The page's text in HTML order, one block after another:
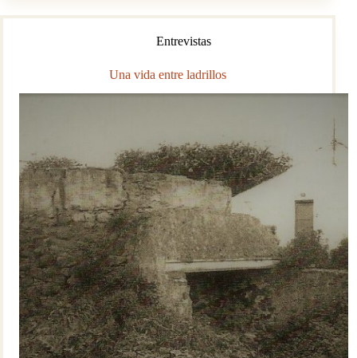
creadoras
patrimonio
Entrevistas
Una vida entre ladrillos